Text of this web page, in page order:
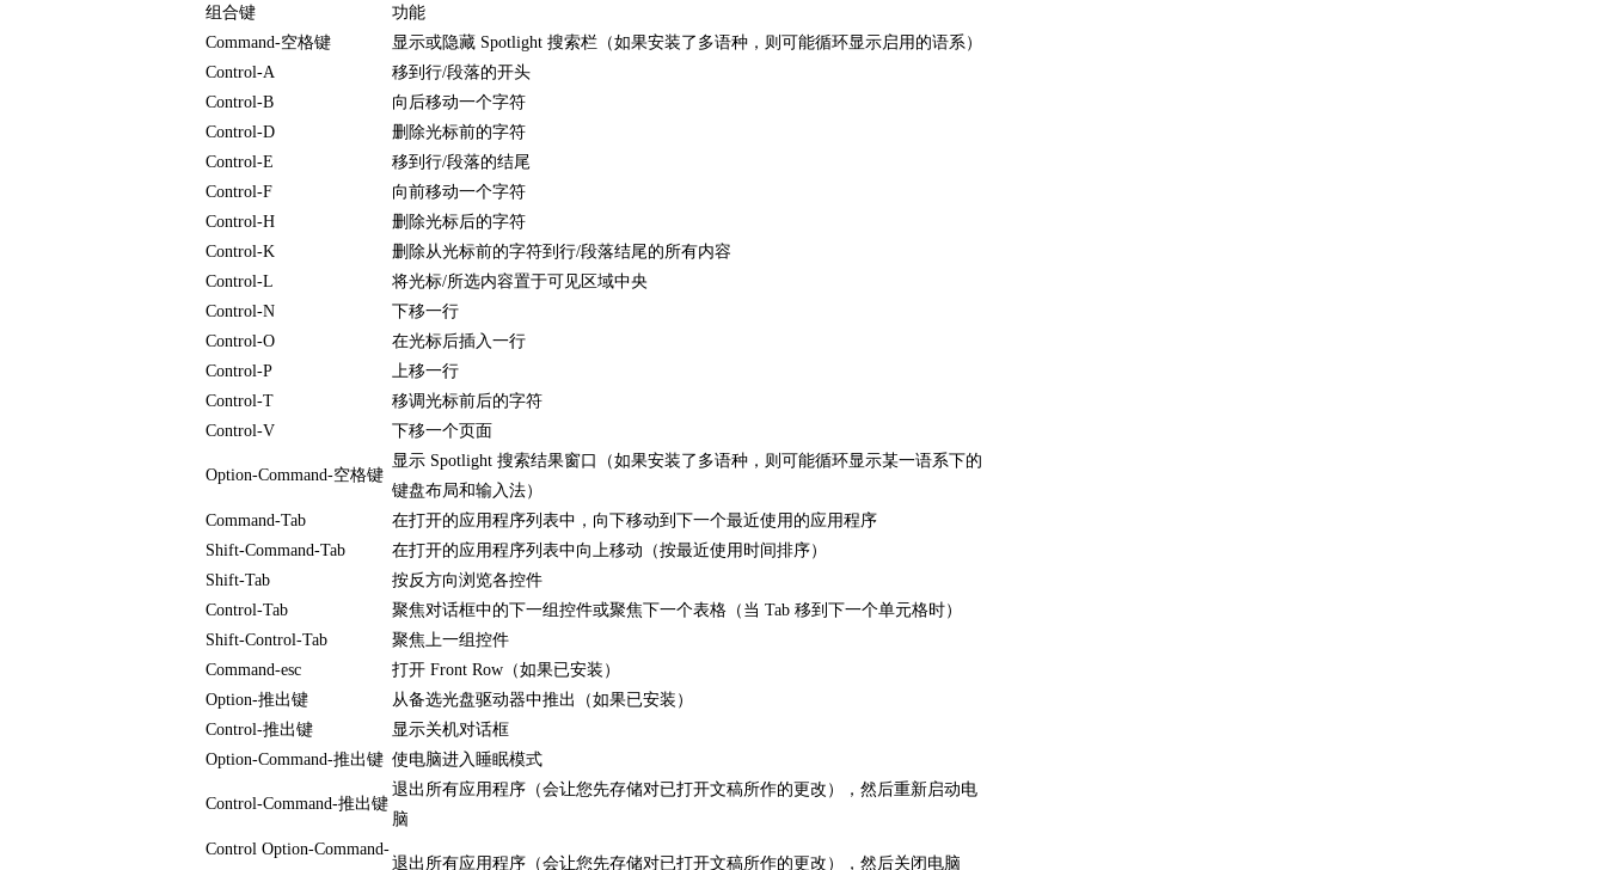
组合键
功能
Command-空格键
显示或隐藏 Spotlight 搜索栏（如果安装了多语种，则可能循环显示启用的语系）
Control-A
移到行/段落的开头
Control-B
向后移动一个字符
Control-D
删除光标前的字符
Control-E
移到行/段落的结尾
Control-F
向前移动一个字符
Control-H
删除光标后的字符
Control-K
删除从光标前的字符到行/段落结尾的所有内容
Control-L
将光标/所选内容置于可见区域中央
Control-N
下移一行
Control-O
在光标后插入一行
Control-P
上移一行
Control-T
移调光标前后的字符
Control-V
下移一个页面
Option-Command-空格键
显示 Spotlight 搜索结果窗口（如果安装了多语种，则可能循环显示某一语系下的
键盘布局和输入法）
Command-Tab
在打开的应用程序列表中，向下移动到下一个最近使用的应用程序
Shift-Command-Tab
在打开的应用程序列表中向上移动（按最近使用时间排序）
Shift-Tab
按反方向浏览各控件
Control-Tab
聚焦对话框中的下一组控件或聚焦下一个表格（当 Tab 移到下一个单元格时）
Shift-Control-Tab
聚焦上一组控件
Command-esc
打开 Front Row（如果已安装）
Option-推出键
从备选光盘驱动器中推出（如果已安装）
Control-推出键
显示关机对话框
Option-Command-推出键 使电脑进入睡眠模式
Control-Command-推出键
退出所有应用程序（会让您先存储对已打开文稿所作的更改），然后重新启动电
脑
Control Option-Command-
退出所有应用程序（会让您先存储对已打开文稿所作的更改），然后关闭电脑